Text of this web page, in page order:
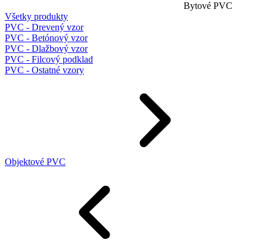
Bytové PVC
Všetky produkty
PVC - Drevený vzor
PVC - Betónový vzor
PVC - Dlažbový vzor
PVC - Filcový podklad
PVC - Ostatné vzory
Objektové PVC